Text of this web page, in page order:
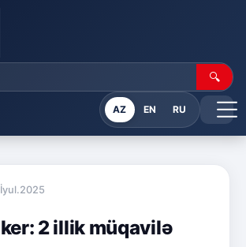
🔍
AZ EN RU
2 illik müqavilə